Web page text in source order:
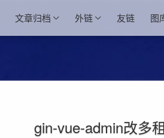
文章归档 外链 友链 图
gin-vue-admin改多